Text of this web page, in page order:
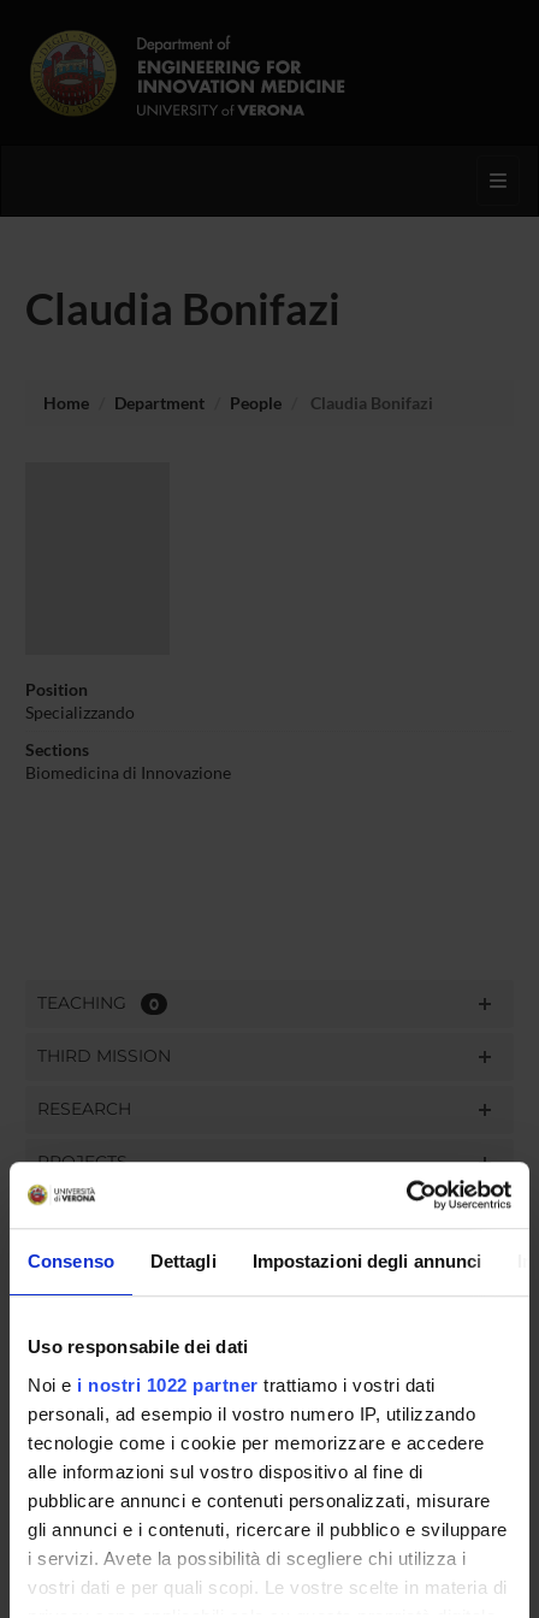
Consenso Dettagli Impostazioni degli annunci
Uso responsabile dei dati
Noi e i nostri 1022 partner trattiamo i vostri dati
personali, ad esempio il vostro numero IP, utilizzando
tecnologie come i cookie per memorizzare e accedere
alle informazioni sul vostro dispositivo al fine di
pubblicare annunci e contenuti personalizzati, misurare
gli annunci e i contenuti, ricercare il pubblico e sviluppare
i servizi. Avete la possibilità di scegliere chi utilizza i
vostri dati e per quali scopi. Le vostre scelte in materia di
Claudia Bonifazi
Home Department People Claudia Bonifazi
Position
Specializzando
Sections
Biomedicina di Innovazione
TEACHING 0
THIRD MISSION
RESEARCH
PROJECTS
ORGANIZZAZIONE
COMMITTEES
GOVERNANCE
UFFICI E STRUTTURE DI SERVIZIO
SERVIZI DI SEGRETERIA STUDENTI